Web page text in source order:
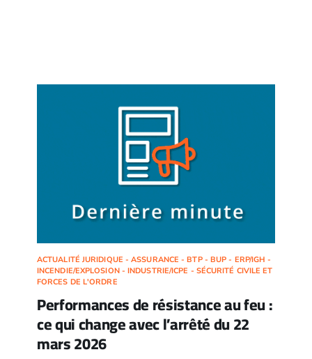
ACTUALITÉ JURIDIQUE - ASSURANCE - BTP - BUP - ERP/IGH -
INCENDIE/EXPLOSION - INDUSTRIE/ICPE - SÉCURITÉ CIVILE ET
FORCES DE L'ORDRE
Performances de résistance au feu :
ce qui change avec l’arrêté du 22
mars 2026